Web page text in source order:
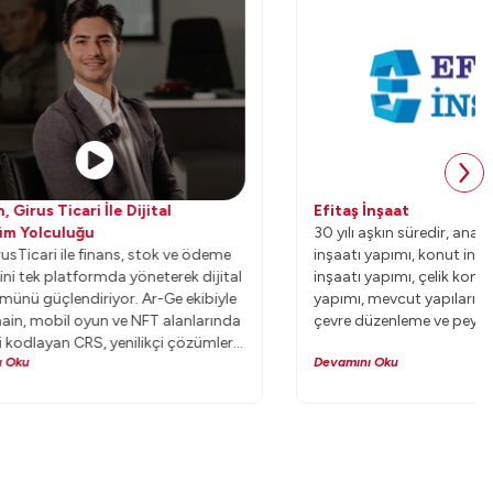
ve ödeme
dijital
ekibiyle
çözümlerle
Efitaş İnşaat
30 yılı aşkın süredir, anahtar teslimi sanayi
inşaatı yapımı, konut inşaatı yapımı, villa
inşaatı yapımı, çelik konstrüksiyon inşaatı
yapımı, mevcut yapıların güçlendirilmesi,
çevre düzenleme ve peyzaj tasarımları
konularında faaliyet gösteren Efitaş
İnşaat, kapsamlı bir araştırma süreci